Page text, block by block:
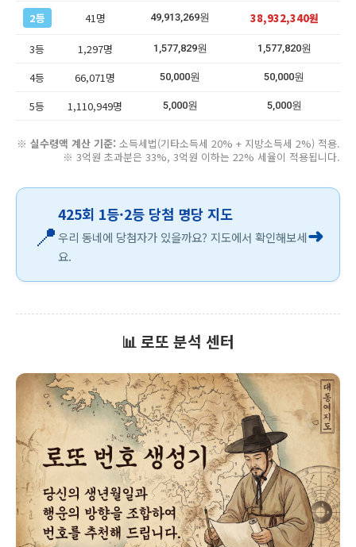
2등 41명 49,913,269원 38,932,340원
3등 1,297명 1,577,829원 1,577,820원
4등 66,071명 50,000원 50,000원
5등 1,110,949명 5,000원 5,000원
※ 실수령액 계산 기준: 소득세법(기타소득세 20% + 지방소득세 2%) 적용.
※ 3억원 초과분은 33%, 3억원 이하는 22% 세율이 적용됩니다.
📍
425회 1등·2등 당첨 명당 지도
우리 동네에 당첨자가 있을까요? 지도에서 확인해보세
요.
➜
📊 로또 분석 센터